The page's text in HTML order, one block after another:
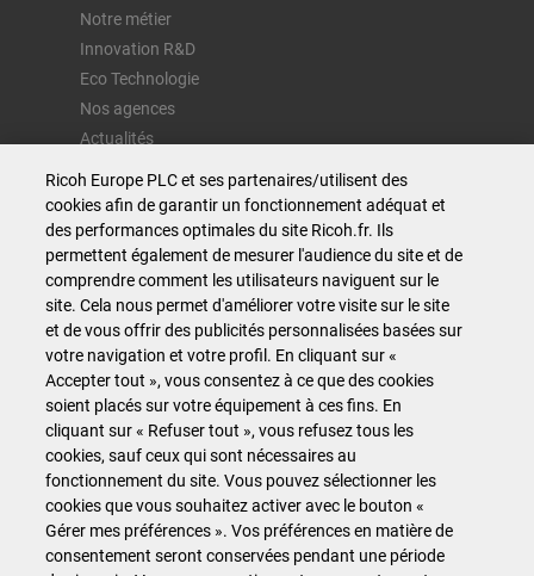
Notre métier
Innovation R&D
Eco Technologie
Nos agences
Actualités
Contactez-nous
Nos métiers
Impression
Informatique
Télécommunication
Accès Direct
Conditions générales d'utilisation
Politique confidentialité
Politique Cookies
Ricoh Europe PLC et ses partenaires/utilisent des
cookies afin de garantir un fonctionnement adéquat et
des performances optimales du site Ricoh.fr. Ils
permettent également de mesurer l'audience du site et de
comprendre comment les utilisateurs naviguent sur le
site. Cela nous permet d'améliorer votre visite sur le site
et de vous offrir des publicités personnalisées basées sur
votre navigation et votre profil. En cliquant sur «
Accepter tout », vous consentez à ce que des cookies
soient placés sur votre équipement à ces fins. En
cliquant sur « Refuser tout », vous refusez tous les
cookies, sauf ceux qui sont nécessaires au
fonctionnement du site. Vous pouvez sélectionner les
cookies que vous souhaitez activer avec le bouton «
Gérer mes préférences ». Vos préférences en matière de
consentement seront conservées pendant une période